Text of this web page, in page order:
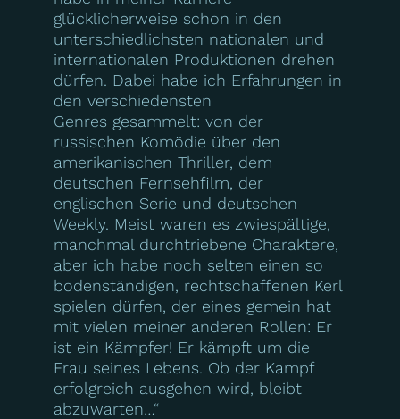
glücklicherweise schon in den
unterschiedlichsten nationalen und
internationalen Produktionen drehen
dürfen. Dabei habe ich Erfahrungen in
den verschiedensten
Genres gesammelt: von der
russischen Komödie über den
amerikanischen Thriller, dem
deutschen Fernsehfilm, der
englischen Serie und deutschen
Weekly. Meist waren es zwiespältige,
manchmal durchtriebene Charaktere,
aber ich habe noch selten einen so
bodenständigen, rechtschaffenen Kerl
spielen dürfen, der eines gemein hat
mit vielen meiner anderen Rollen: Er
ist ein Kämpfer! Er kämpft um die
Frau seines Lebens. Ob der Kampf
erfolgreich ausgehen wird, bleibt
abzuwarten…“